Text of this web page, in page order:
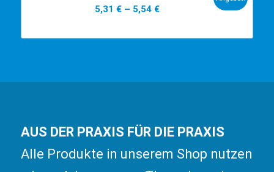
5,31 €– 5,54 €
AUS DER PRAXIS FÜR DIE PRAXIS
Alle Produkte in unserem Shop nutzen